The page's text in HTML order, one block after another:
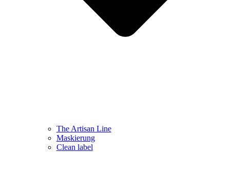
The Artisan Line
Maskierung
Clean label